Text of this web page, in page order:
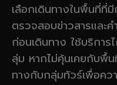
เลือกเดินทางในพื้นที่ที่
ตรวจสอบข่าวสารและ
ก่อนเดินทาง ใช้บริกา
ลุ่ม หากไม่คุ้นเคยกับพื้
ทางกับกลุ่มทัวร์เพื่อคว